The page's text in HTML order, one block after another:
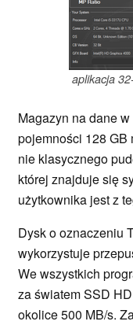
aplikacja
Magazyn na dane
pojemności 128 GB
nie klasycznego
której znajduje się
użytkownika jest z
Dysk o oznaczeniu
wykorzystuje
We wszystkich
za światem SSD
okolice 500 MB/s.